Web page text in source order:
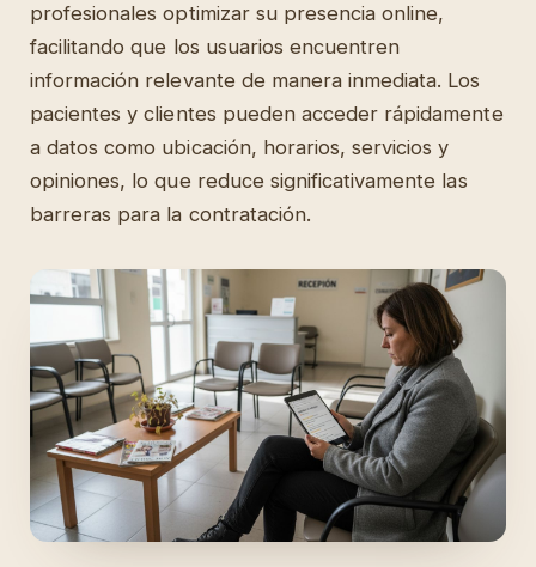
profesionales optimizar su presencia online,
facilitando que los usuarios encuentren
información relevante de manera inmediata. Los
pacientes y clientes pueden acceder rápidamente
a datos como ubicación, horarios, servicios y
opiniones, lo que reduce significativamente las
barreras para la contratación.